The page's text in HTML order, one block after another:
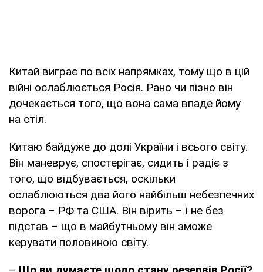
Китай виграє по всіх напрямках, тому що в цій
війні ослаблюється Росія. Рано чи пізно він
дочекається того, що вона сама впаде йому
на стіл.
Китаю байдуже до долі України і всього світу.
Він маневрує, спостерігає, сидить і радіє з
того, що відбувається, оскільки
ослаблюються два його найбільш небезпечних
ворога – РФ та США. Він вірить – і не без
підстав – що в майбутньому він зможе
керувати половиною світу.